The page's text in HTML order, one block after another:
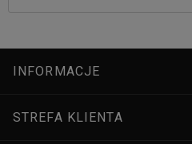
INFORMACJE
STREFA KLIENTA